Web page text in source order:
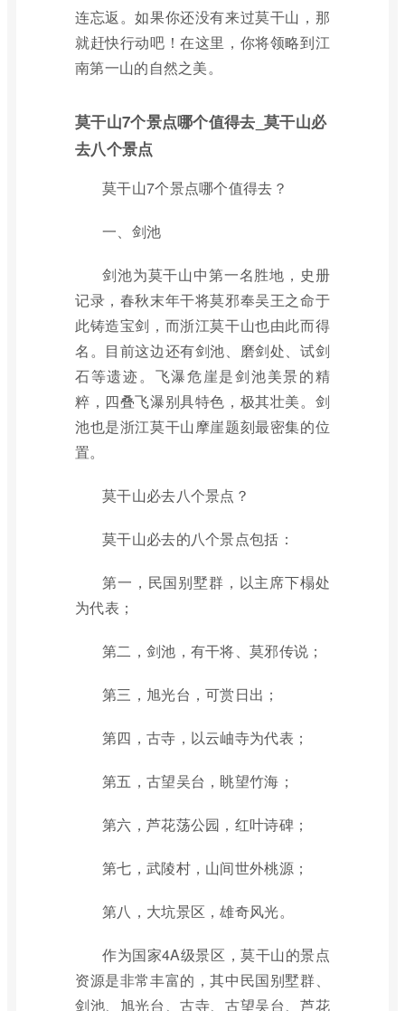
连忘返。如果你还没有来过莫干山，那
就赶快行动吧！在这里，你将领略到江
南第一山的自然之美。
莫干山7个景点哪个值得去_莫干山必
去八个景点
莫干山7个景点哪个值得去？
一、剑池
剑池为莫干山中第一名胜地，史册
记录，春秋末年干将莫邪奉吴王之命于
此铸造宝剑，而浙江莫干山也由此而得
名。目前这边还有剑池、磨剑处、试剑
石等遗迹。飞瀑危崖是剑池美景的精
粹，四叠飞瀑别具特色，极其壮美。剑
池也是浙江莫干山摩崖题刻最密集的位
置。
莫干山必去八个景点？
莫干山必去的八个景点包括：
第一，民国别墅群，以主席下榻处
为代表；
第二，剑池，有干将、莫邪传说；
第三，旭光台，可赏日出；
第四，古寺，以云岫寺为代表；
第五，古望吴台，眺望竹海；
第六，芦花荡公园，红叶诗碑；
第七，武陵村，山间世外桃源；
第八，大坑景区，雄奇风光。
作为国家4A级景区，莫干山的景点
资源是非常丰富的，其中民国别墅群、
剑池、旭光台、古寺、古望吴台、芦花